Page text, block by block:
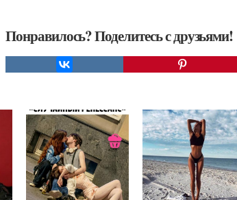
Понравилось? Поделитесь с друзьями!